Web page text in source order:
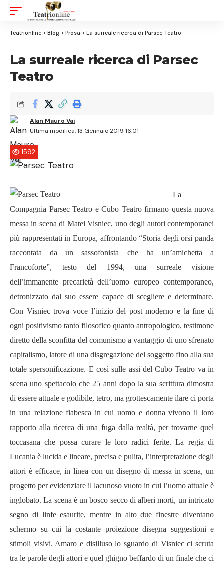
Teatrionline > Blog > Prosa > La surreale ricerca di Parsec Teatro
La surreale ricerca di Parsec
Teatro
Ultima modifica: 13 Gennaio 2019 16:01
Alan Mauro Vai
1592
La
Compagnia Parsec Teatro e Cubo Teatro firmano questa nuova
messa in scena di Matei Visniec, uno degli autori contemporanei
più rappresentati in Europa, affrontando “Storia degli orsi panda
raccontata da un sassofonista che ha un’amichetta a
Francoforte”, testo del 1994, una surreale visione
dell’immanente precarietà dell’uomo europeo contemporaneo,
detronizzato dal suo essere capace di scegliere e determinare.
Con Visniec trova voce l’inizio del post moderno e la fine di
ogni positivismo tanto filosofico quanto antropologico, testimone
diretto della sconfitta del comunismo a vantaggio di uno sfrenato
capitalismo, latore di una disgregazione del soggetto fino alla sua
totale spersonificazione. E così sulle assi del Cubo Teatro va in
scena uno spettacolo che 25 anni dopo la sua scrittura dimostra
di essere attuale e godibile, tetro, ma grottescamente ilare ci porta
in una relazione fiabesca in cui uomo e donna vivono il loro
rapporto alla ricerca di una fuga dalla realtà, per trovarne quel
toccasana che possa curare le loro radici ferite. La regia di
Lucania è lucida e lineare, precisa e pulita, l’interpretazione degli
attori è efficace, in linea con un disegno di messa in scena, un
progetto per evidenziare il lacunoso vuoto in cui l’uomo attuale è
inglobato. La scena è un bosco secco di alberi morti, un intricato
segno di linfe esaurite, mentre in alto due finestre diventano
schermo su cui la costante proiezione disegna suggestioni e
stimoli visivi. Amaro e disilluso lo sguardo di Visniec ci scruta
tra le parole degli attori e quel ghigno beffardo di un finale che ci